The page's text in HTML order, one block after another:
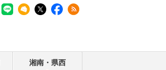
湘南・県西